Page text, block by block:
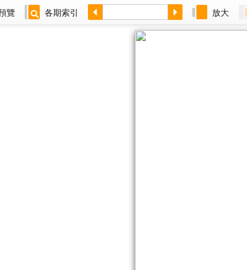
覽 各期索引 放大